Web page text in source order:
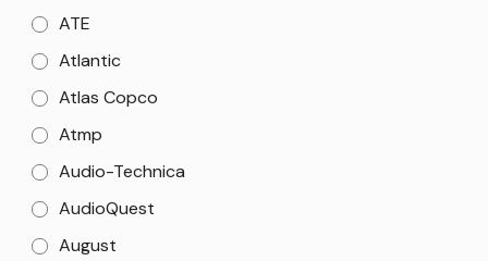
ATE
Atlantic
Atlas Copco
Atmp
Audio-Technica
AudioQuest
August